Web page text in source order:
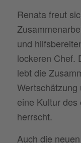
Renata freut
und
lockeren Chef.
lebt die
Wertschätzung
eine Kultur
herrscht.
Auch die